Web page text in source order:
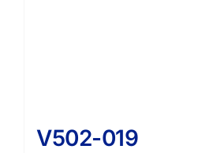
V502-019